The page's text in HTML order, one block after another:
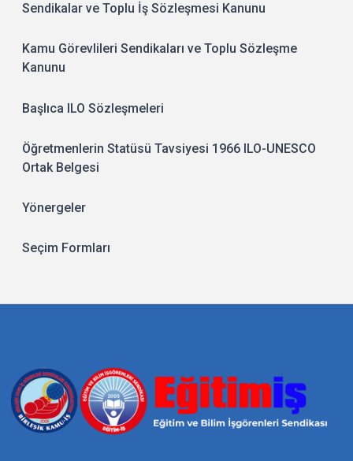
Sendikalar ve Toplu İş Sözleşmesi Kanunu
Kamu Görevlileri Sendikaları ve Toplu Sözleşme
Kanunu
Başlıca ILO Sözleşmeleri
Öğretmenlerin Statüsü Tavsiyesi 1966 ILO-UNESCO
Ortak Belgesi
Yönergeler
Seçim Formları